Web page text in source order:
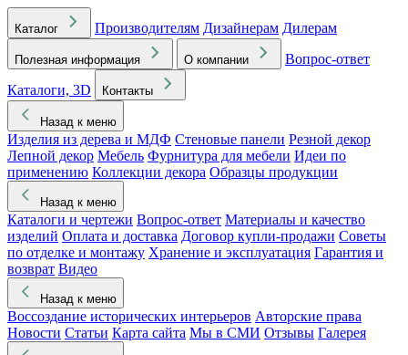
Каталог Производителям Дизайнерам Дилерам
Полезная информация О компании
Вопрос-ответ
Каталоги, 3D
Контакты
Назад к меню
Изделия из дерева и МДФ Стеновые панели Резной декор
Лепной декор Мебель Фурнитура для мебели Идеи по
применению Коллекции декора Образцы продукции
Назад к меню
Каталоги и чертежи Вопрос-ответ Материалы и качество
изделий Оплата и доставка Договор купли-продажи Советы
по отделке и монтажу Хранение и эксплуатация Гарантия и
возврат Видео
Назад к меню
Воссоздание исторических интерьеров Авторские права
Новости Статьи Карта сайта Мы в СМИ Отзывы Галерея